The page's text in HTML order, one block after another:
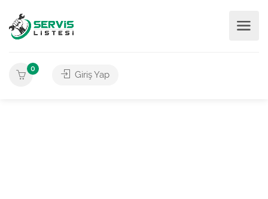
0
Giriş Yap